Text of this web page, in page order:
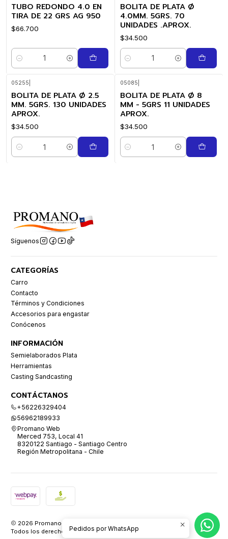
TUBO REDONDO 4.0 EN
TIRA DE 22 GRS AG 950
$66.700
Cantidad
BOLITA DE PLATA Ø
4.0MM. 5GRS. 70
UNIDADES .APROX.
$34.500
Cantidad
05255
BOLITA DE PLATA Ø 2.5
MM. 5GRS. 130 UNIDADES
APROX.
$34.500
Cantidad
05085
BOLITA DE PLATA Ø 8
MM - 5GRS 11 UNIDADES
APROX.
$34.500
Cantidad
Síguenos
CATEGORÍAS
Carro
Contacto
Términos y Condiciones
Accesorios para engastar
Conócenos
INFORMACIÓN
Semielaborados Plata
Herramientas
Casting Sandcasting
CONTÁCTANOS
+56226329404
56962189933
Promano Web
Merced 753, Local 41
8320122 Santiago - Santiago Centro
Región Metropolitana - Chile
2026 Promano.
Todos los derechos reservados. Desarrollado por Jumpseller
Pedidos por WhatsApp